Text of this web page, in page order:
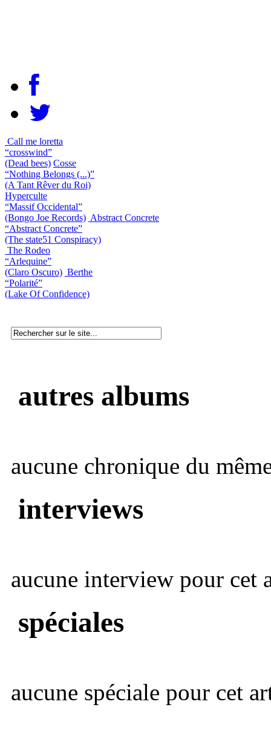
Call me loretta
“crosswind”
(Dead bees) Cosse
“Nothing Belongs (...)”
(A Tant Rêver du Roi)
Hyperculte
“Massif Occidental”
(Bongo Joe Records) Abstract Concrete
“Abstract Concrete”
(The state51 Conspiracy)
The Rodeo
“Arlequine”
(Claro Oscuro) Berthe
“Polarité”
(Lake Of Confidence)
autres albums
aucune chronique du
interviews
aucune interview pour cet
spéciales
aucune spéciale pour cet